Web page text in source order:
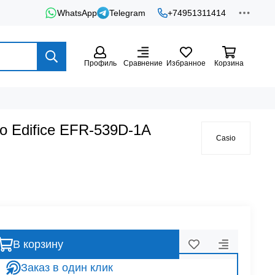
WhatsApp Telegram +74951311414
Профиль Сравнение Избранное Корзина
Edifice EFR-539D-1A
Casio
В корзину
Заказ в один клик